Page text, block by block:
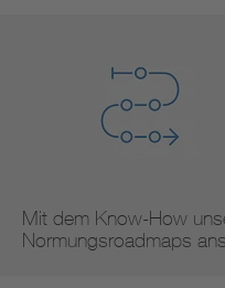
Mit dem Know-How
Normungsroadmaps